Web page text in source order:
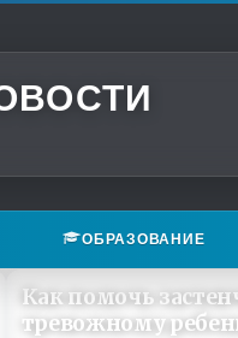
ОБРАЗОВАНИЕ
Как помочь
тревожному